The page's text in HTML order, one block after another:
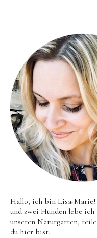
Hallo, ich bin Lisa-
und zwei Hunden lebe
unseren Naturgarten,
du hier bist.